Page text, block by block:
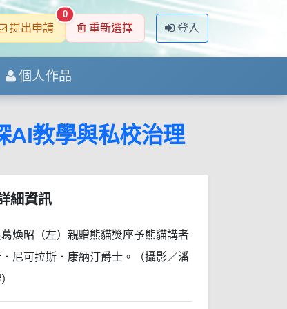
提出申請
0
重新選擇 登入
個人作品
AI教學與私校治理
細資訊
煥昭（左）親贈熊貓獎座予熊貓講者
尼可拉斯．康納汀爵士。（攝影／潘